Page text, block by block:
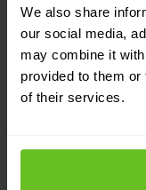
We also share
our social media,
may combine it
provided to them
of their services.
Moteur de
Analyse de
Espaces Cisco
Créez votre